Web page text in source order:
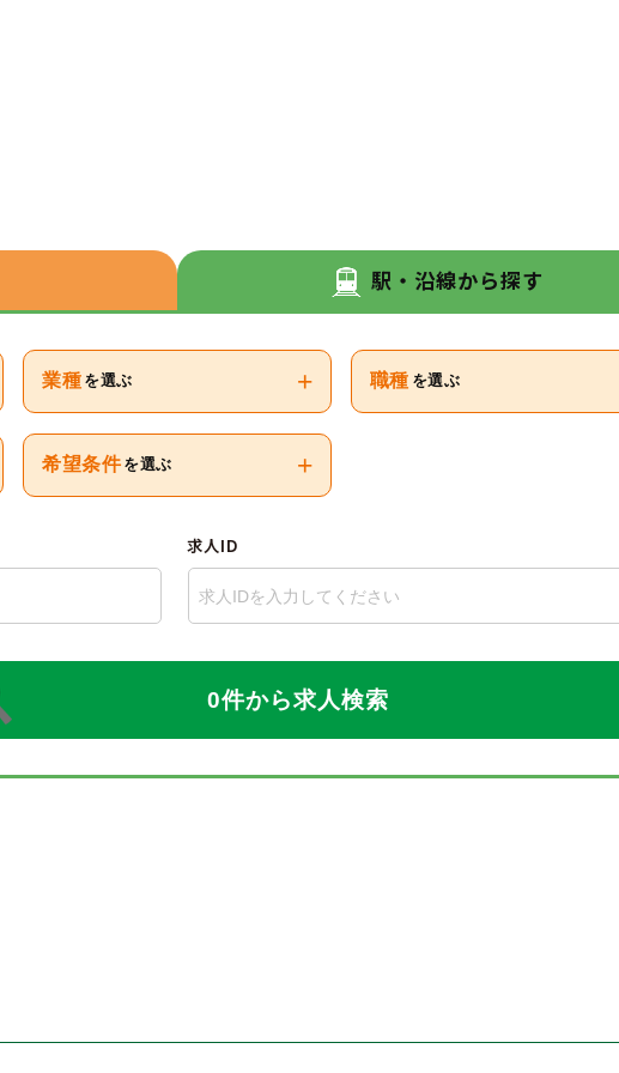
駅・沿線から探す
業種 を選ぶ + 職種 を選ぶ
希望条件 を選ぶ +
求人ID
0件から求人検索